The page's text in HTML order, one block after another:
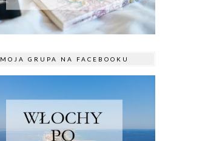
MOJA GRUPA NA FACEBOOKU